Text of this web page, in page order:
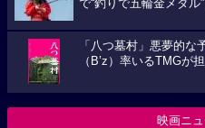
で“釣りで五輪金メダル
「八つ墓村」悪夢的な
（B’z）率いるTMGが
映画ニ